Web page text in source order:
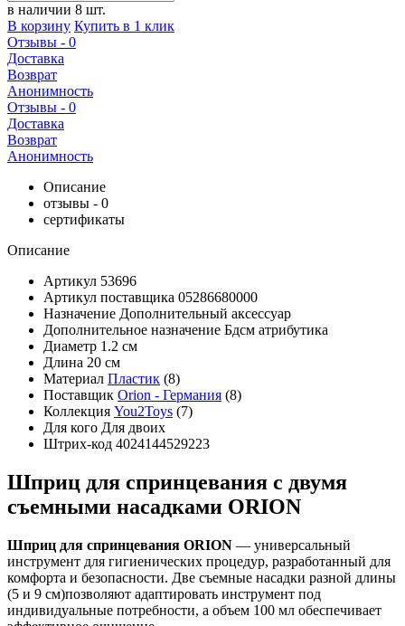
в наличии 8 шт.
В корзину Купить в 1 клик
Отзывы - 0
Доставка
Возврат
Анонимность
Отзывы - 0
Доставка
Возврат
Анонимность
Описание
отзывы - 0
сертификаты
Описание
Артикул 53696
Артикул поставщика 05286680000
Назначение Дополнительный аксессуар
Дополнительное назначение Бдсм атрибутика
Диаметр 1.2 см
Длина 20 см
Материал Пластик (8)
Поставщик Orion - Германия (8)
Коллекция You2Toys (7)
Для кого Для двоих
Штрих-код 4024144529223
Шприц для спринцевания с двумя
съемными насадками ORION
Шприц для спринцевания ORION — универсальный
инструмент для гигиенических процедур, разработанный для
комфорта и безопасности. Две съемные насадки разной длины
(5 и 9 см)позволяют адаптировать инструмент под
индивидуальные потребности, а объем 100 мл обеспечивает